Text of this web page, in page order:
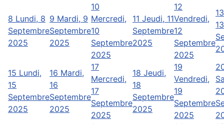
8 Lundi, 8
Septembre
2025
9 Mardi, 9
Septembre
2025
10
Mercredi,
10
Septembre
2025
11 Jeudi, 11
Septembre
2025
12
Vendredi,
12
Septembre
2025
13
13
15 Lundi,
15
Septembre
2025
16 Mardi,
16
Septembre
2025
17
Mercredi,
17
Septembre
2025
18 Jeudi,
18
Septembre
2025
19
Vendredi,
19
Septembre
2025